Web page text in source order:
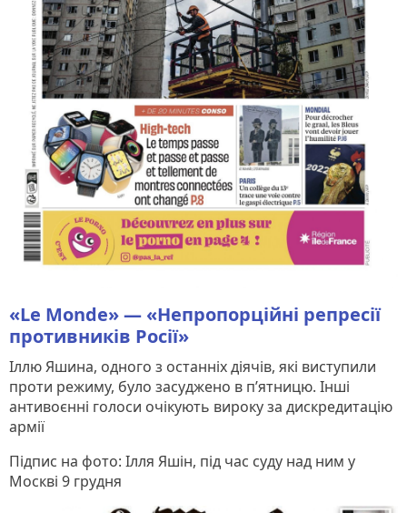
«Le Monde» — «Непропорційні репресії
противників Росії»
Іллю Яшина, одного з останніх діячів, які виступили
проти режиму, було засуджено в п’ятницю. Інші
антивоєнні голоси очікують вироку за дискредитацію
армії
Підпис на фото: Ілля Яшін, під час суду над ним у
Москві 9 грудня